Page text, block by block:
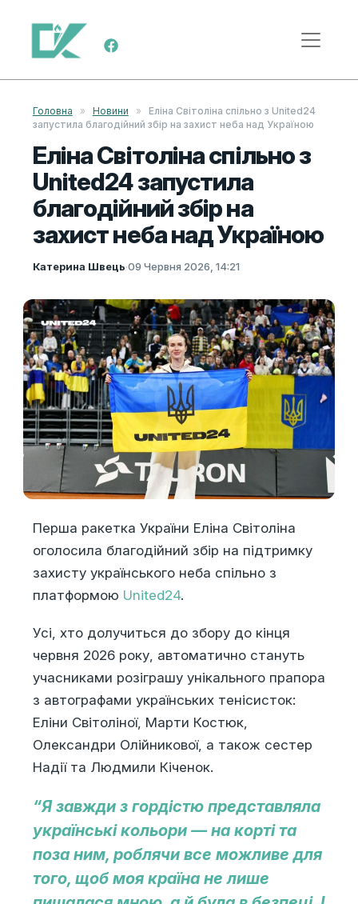
Skip to content
Main Navigation
Головна » Новини »
Еліна Світоліна спільно з United24
запустила благодійний збір на захист неба над Україною
Еліна Світоліна спільно з
United24 запустила
благодійний збір на
захист неба над Україною
Катерина Швець·09 Червня 2026, 14:21
Перша ракетка України Еліна Світоліна
оголосила благодійний збір на підтримку
захисту українського неба спільно з
платформою United24.
Усі, хто долучиться до збору до кінця
червня 2026 року, автоматично стануть
учасниками розіграшу унікального прапора
з автографами українських тенісисток:
Еліни Світоліної, Марти Костюк,
Олександри Олійникової, а також сестер
Надії та Людмили Кіченок.
“Я завжди з гордістю представляла
українські кольори — на корті та
поза ним, роблячи все можливе для
того, щоб моя країна не лише